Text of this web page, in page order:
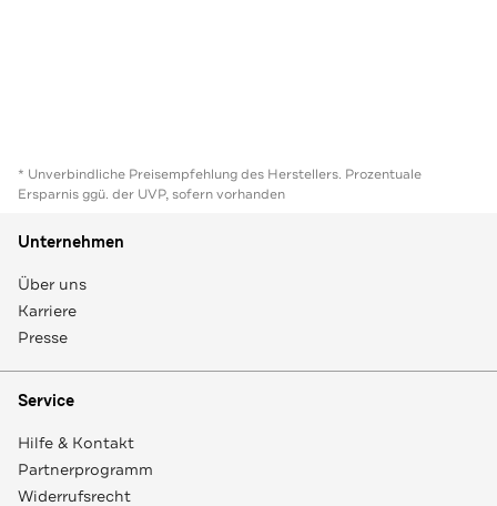
* Unverbindliche Preisempfehlung des Herstellers. Prozentuale
Ersparnis ggü. der UVP, sofern vorhanden
Unternehmen
Über uns
Karriere
Presse
Service
Hilfe & Kontakt
Partnerprogramm
Widerrufsrecht